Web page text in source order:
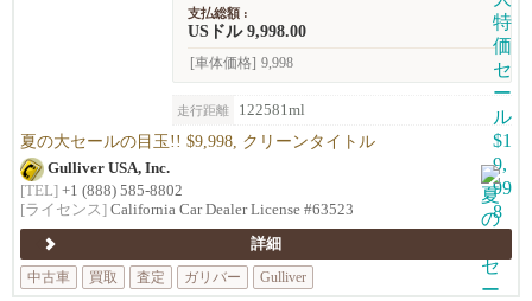
支払総額 :
USドル 9,998.00
[車体価格] 9,998
走行距離 122581ml
夏の大セールの目玉!! $9,998, クリーンタイトル
Gulliver USA, Inc.
[TEL] +1 (888) 585-8802
[ライセンス] California Car Dealer License #63523
詳細
中古車
買取 査定 ガリバー Gulliver